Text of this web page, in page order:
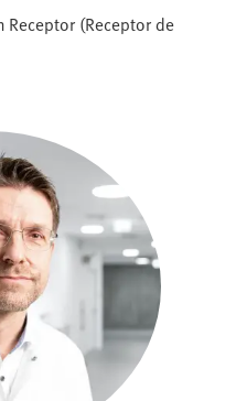
Receptor (Receptor de